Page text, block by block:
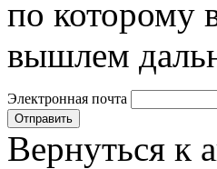
по которому
вышлем
Электронная почта
Вернуться к